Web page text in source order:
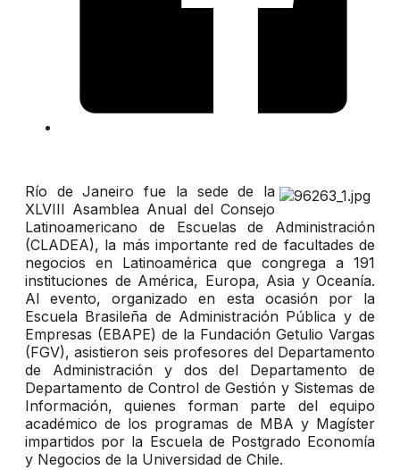
Río de Janeiro fue la sede de la
XLVIII Asamblea Anual del Consejo
Latinoamericano de Escuelas de Administración
(CLADEA), la más importante red de facultades de
negocios en Latinoamérica que congrega a 191
instituciones de América, Europa, Asia y Oceanía.
Al evento, organizado en esta ocasión por la
Escuela Brasileña de Administración Pública y de
Empresas (EBAPE) de la Fundación Getulio Vargas
(FGV), asistieron seis profesores del Departamento
de Administración y dos del Departamento de
Departamento de Control de Gestión y Sistemas de
Información, quienes forman parte del equipo
académico de los programas de MBA y Magíster
impartidos por la Escuela de Postgrado Economía
y Negocios de la Universidad de Chile.